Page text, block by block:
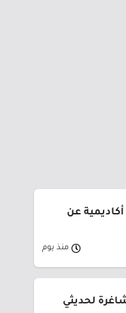
طرح 147 وظيفة أكاديمية عن
منذ يوم
لحديثي